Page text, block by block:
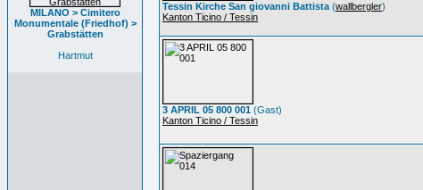
MILANO > Cimitero
Monumentale (Friedhof) >
Grabstätten
Hartmut
Tessin Kirche San giovanni Battista (wallbergler)
Kanton Ticino / Tessin
3 APRIL 05 800 001 (Gast)
Kanton Ticino / Tessin